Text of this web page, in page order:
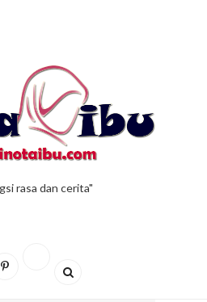
rasa dan cerita"